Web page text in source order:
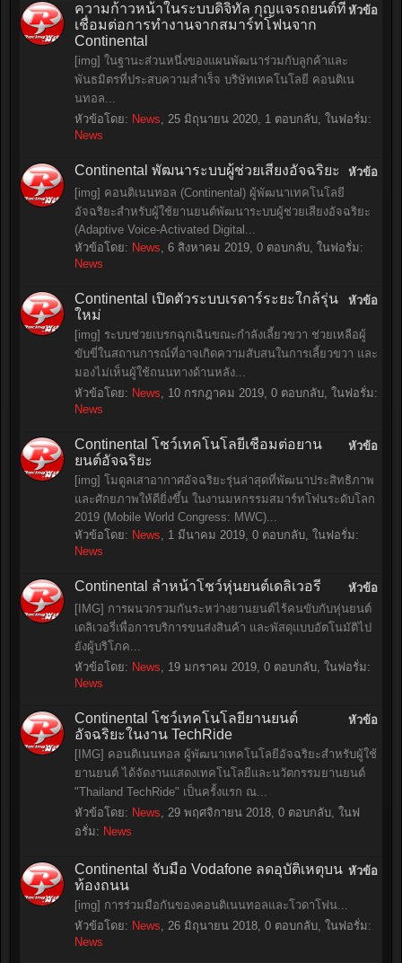
หัวข้อ
ความก้าวหน้าในระบบดิจิทัล กุญแจรถยนต์ที่
เชื่อมต่อการทำงานจากสมาร์ทโฟนจาก
Continental
[img] ในฐานะส่วนหนึ่งของแผนพัฒนาร่วมกับลูกค้าและ
พันธมิตรที่ประสบความสำเร็จ บริษัทเทคโนโลยี คอนติเน
นทอล...
หัวข้อโดย: News, 25 มิถุนายน 2020, 1 ตอบกลับ, ในฟอรั่ม:
News
หัวข้อ
Continental พัฒนาระบบผู้ช่วยเสียงอัจฉริยะ
[img] คอนติเนนทอล (Continental) ผู้พัฒนาเทคโนโลยี
อัจฉริยะสําหรับผู้ใช้ยานยนต์พัฒนาระบบผู้ช่วยเสียงอัจฉริยะ
(Adaptive Voice-Activated Digital...
หัวข้อโดย: News, 6 สิงหาคม 2019, 0 ตอบกลับ, ในฟอรั่ม:
News
หัวข้อ
Continental เปิดตัวระบบเรดาร์ระยะใกล้รุ่น
ใหม่
[img] ระบบช่วยเบรกฉุกเฉินขณะกำลังเลี้ยวขวา ช่วยเหลือผู้
ขับขี่ในสถานการณ์ที่อาจเกิดความสับสนในการเลี้ยวขวา และ
มองไม่เห็นผู้ใช้ถนนทางด้านหลัง...
หัวข้อโดย: News, 10 กรกฎาคม 2019, 0 ตอบกลับ, ในฟอรั่ม:
News
หัวข้อ
Continental โชว์เทคโนโลยีเชื่อมต่อยาน
ยนต์อัจฉริยะ
[img] โมดูลเสาอากาศอัจฉริยะรุ่นล่าสุดที่พัฒนาประสิทธิภาพ
และศักยภาพให้ดียิ่งขึ้น ในงานมหกรรมสมาร์ทโฟนระดับโลก
2019 (Mobile World Congress: MWC)...
หัวข้อโดย: News, 1 มีนาคม 2019, 0 ตอบกลับ, ในฟอรั่ม:
News
หัวข้อ
Continental ล้ำหน้าโชว์หุ่นยนต์เดลิเวอรี่
[IMG] การผนวกรวมกันระหว่างยานยนต์ไร้คนขับกับหุ่นยนต์
เดลิเวอรี่เพื่อการบริการขนส่งสินค้า และพัสดุแบบอัตโนมัติไป
ยังผู้บริโภค...
หัวข้อโดย: News, 19 มกราคม 2019, 0 ตอบกลับ, ในฟอรั่ม:
News
หัวข้อ
Continental โชว์เทคโนโลยียานยนต์
อัจฉริยะในงาน TechRide
[IMG] คอนติเนนทอล ผู้พัฒนาเทคโนโลยีอัจฉริยะสำหรับผู้ใช้
ยานยนต์ ได้จัดงานแสดงเทคโนโลยีและนวัตกรรมยานยนต์
"Thailand TechRide" เป็นครั้งแรก ณ...
หัวข้อโดย: News, 29 พฤศจิกายน 2018, 0 ตอบกลับ, ในฟ
อรั่ม: News
หัวข้อ
Continental จับมือ Vodafone ลดอุบัติเหตุบน
ท้องถนน
[img] การร่วมมือกันของคอนติเนนทอลและโวดาโฟน...
หัวข้อโดย: News, 26 มิถุนายน 2018, 0 ตอบกลับ, ในฟอรั่ม:
News